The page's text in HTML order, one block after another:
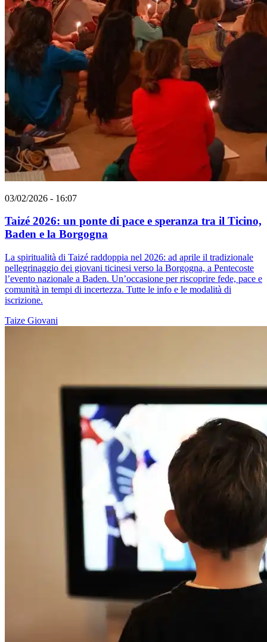
03/02/2026 - 16:07
Taizé 2026: un ponte di pace e speranza tra il Ticino,
Baden e la Borgogna
La spiritualità di Taizé raddoppia nel 2026: ad aprile il tradizionale
pellegrinaggio dei giovani ticinesi verso la Borgogna, a Pentecoste
l’evento nazionale a Baden. Un’occasione per riscoprire fede, pace e
comunità in tempi di incertezza. Tutte le info e le modalità di
iscrizione.
Taize Giovani